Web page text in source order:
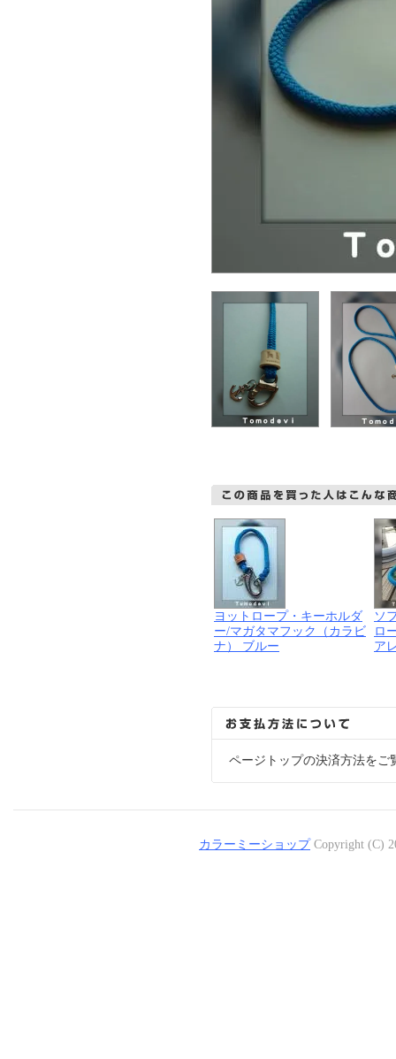
ヨットロープ・キーホルダ
ー/マガタマフック（カラビ
ナ） ブルー
ソ
ロ
ア
ページトップの決済方法をご
カラーミーショップ Copyright (C)